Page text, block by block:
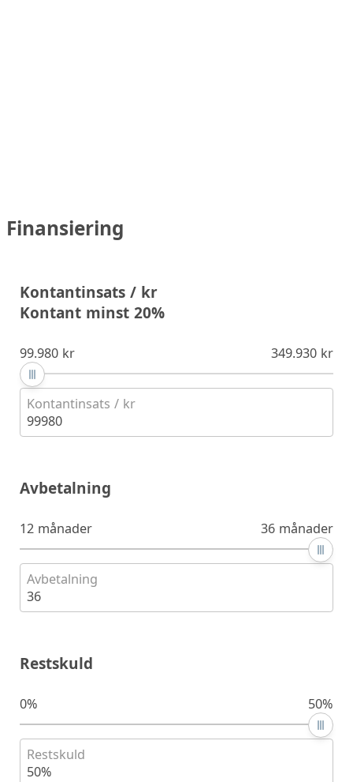
Finansiering
Kontantinsats / kr
Kontant minst 20%
99.980 kr 349.930 kr
Kontantinsats / kr
99980
Avbetalning
12 månader 36 månader
Avbetalning
36
Restskuld
0% 50%
Restskuld
50%